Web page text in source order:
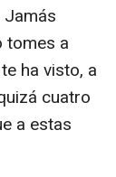
Jamás
tomes a
ha visto, a
cuatro
a estas